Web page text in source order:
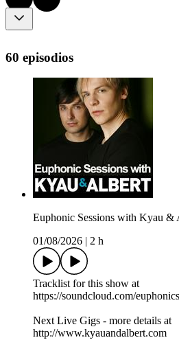
60 episodios
Euphonic Sessions with Kyau &
01/08/2026
2 h
Tracklist for this show at
https://soundcloud.com/
Next Live Gigs - more details at
http://www.kyauandalbert.com